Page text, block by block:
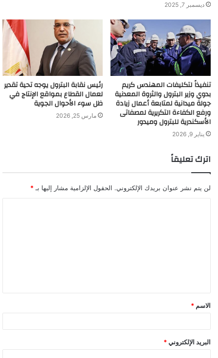
ديسمبر 7, 2025
تنفيذاً لتكليفات المهندس كريم
بدوي وزير البترول والثروة المعدنية
جولة ميدانية لمتابعة أعمال زيادة
ورفع الكفاءة التكريرية لمصفاتى
الأسكندرية للبترول وميدور
يناير 9, 2026
رئيس نقابة البترول يوجه تحية تقدير
لعمال القطاع بمواقع الإنتاج في
ظل سوء الأحوال الجوية
مارس 25, 2026
اترك تعليقاً
لن يتم نشر عنوان بريدك الإلكتروني. الحقول الإلزامية مشار إليها بـ *
ق
*
الاسم *
البريد الإلكتروني *